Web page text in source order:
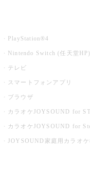
PlayStation®4
Nintendo Switch (任天堂HP)
テレビ
スマートフォンアプリ
ブラウザ
カラオケJOYSOUND for
カラオケJOYSOUND for
JOYSOUND家庭用カラオ